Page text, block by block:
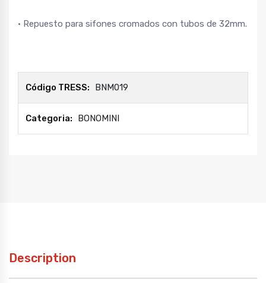
• Repuesto para sifones cromados con tubos de 32mm.
Código TRESS: BNM019
Categoria: BONOMINI
Description